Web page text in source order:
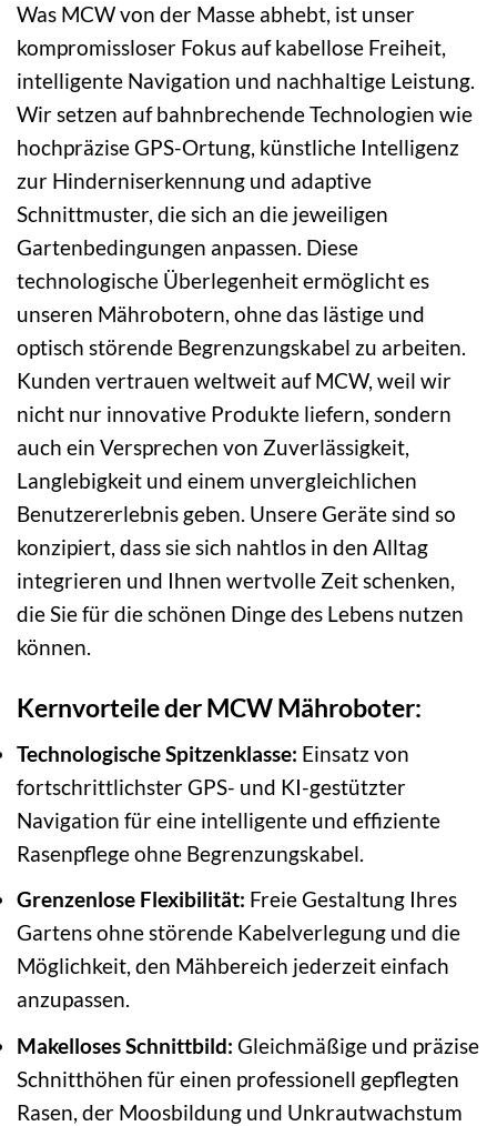
Was MCW von der Masse abhebt, ist unser
kompromissloser Fokus auf kabellose Freiheit,
intelligente Navigation und nachhaltige Leistung.
Wir setzen auf bahnbrechende Technologien wie
hochpräzise GPS-Ortung, künstliche Intelligenz
zur Hinderniserkennung und adaptive
Schnittmuster, die sich an die jeweiligen
Gartenbedingungen anpassen. Diese
technologische Überlegenheit ermöglicht es
unseren Mährobotern, ohne das lästige und
optisch störende Begrenzungskabel zu arbeiten.
Kunden vertrauen weltweit auf MCW, weil wir
nicht nur innovative Produkte liefern, sondern
auch ein Versprechen von Zuverlässigkeit,
Langlebigkeit und einem unvergleichlichen
Benutzererlebnis geben. Unsere Geräte sind so
konzipiert, dass sie sich nahtlos in den Alltag
integrieren und Ihnen wertvolle Zeit schenken,
die Sie für die schönen Dinge des Lebens nutzen
können.
Kernvorteile der MCW Mähroboter:
Technologische Spitzenklasse: Einsatz von
fortschrittlichster GPS- und KI-gestützter
Navigation für eine intelligente und effiziente
Rasenpflege ohne Begrenzungskabel.
Grenzenlose Flexibilität: Freie Gestaltung Ihres
Gartens ohne störende Kabelverlegung und die
Möglichkeit, den Mähbereich jederzeit einfach
anzupassen.
Makelloses Schnittbild: Gleichmäßige und präzise
Schnitthöhen für einen professionell gepflegten
Rasen, der Moosbildung und Unkrautwachstum